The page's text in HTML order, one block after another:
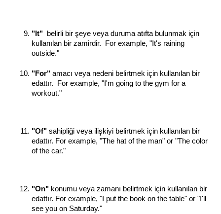
"It"
belirli bir şeye veya duruma atıfta bulunmak için
kullanılan bir zamirdir.  For example, "It's raining
outside."
"For" amacı veya nedeni belirtmek için kullanılan bir
edattır.  For example, "I'm going to the gym for a
workout."
"Of" sahipliği veya ilişkiyi belirtmek için kullanılan bir
edattır. For example, "The hat of the man" or "The color
of the car."
"On" konumu veya zamanı belirtmek için kullanılan bir
edattır. For example, "I put the book on the table" or "I'll
see you on Saturday."